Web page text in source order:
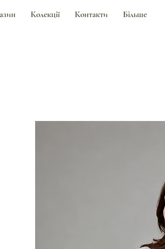
Колекції Контакти Більше